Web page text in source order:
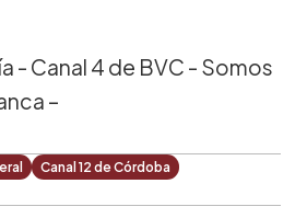
- Canal 4 de BVC - Somos
–
Canal 12 de Córdoba